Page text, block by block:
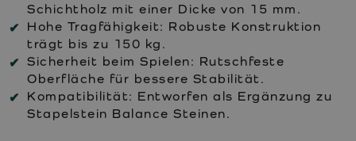
Schichtholz mit einer Dicke von 15 mm.
Hohe Tragfähigkeit: Robuste Konstruktion
trägt bis zu 150 kg.
Sicherheit beim Spielen: Rutschfeste
Oberfläche für bessere Stabilität.
Kompatibilität: Entworfen als Ergänzung zu
Stapelstein Balance Steinen.